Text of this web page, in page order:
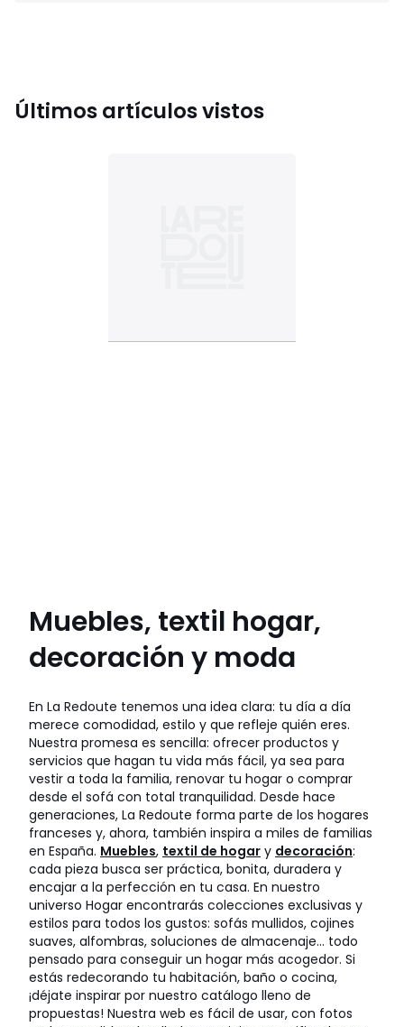
Últimos artículos vistos
Muebles, textil hogar,
decoración y moda
En La Redoute tenemos una idea clara: tu día a día
merece comodidad, estilo y que refleje quién eres.
Nuestra promesa es sencilla: ofrecer productos y
servicios que hagan tu vida más fácil, ya sea para
vestir a toda la familia, renovar tu hogar o comprar
desde el sofá con total tranquilidad. Desde hace
generaciones, La Redoute forma parte de los hogares
franceses y, ahora, también inspira a miles de familias
en España. Muebles, textil de hogar y decoración:
cada pieza busca ser práctica, bonita, duradera y
encajar a la perfección en tu casa. En nuestro
universo Hogar encontrarás colecciones exclusivas y
estilos para todos los gustos: sofás mullidos, cojines
suaves, alfombras, soluciones de almacenaje… todo
pensado para conseguir un hogar más acogedor. Si
estás redecorando tu habitación, baño o cocina,
¡déjate inspirar por nuestro catálogo lleno de
propuestas! Nuestra web es fácil de usar, con fotos